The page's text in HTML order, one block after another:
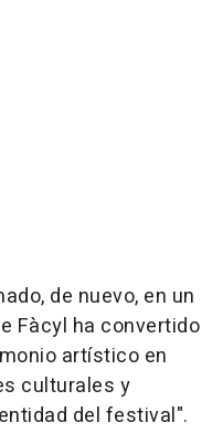
de nuevo, en un
Fàcyl ha convertido
artístico en
culturales y
del festival".